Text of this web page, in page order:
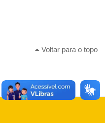
Voltar para o topo